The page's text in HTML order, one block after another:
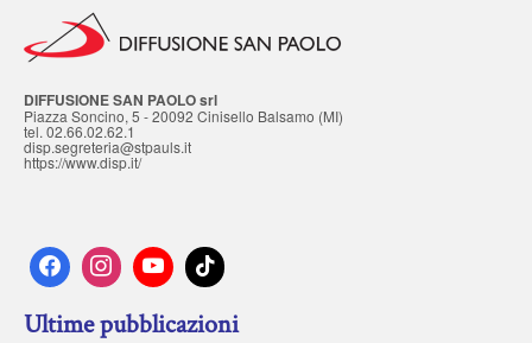
DIFFUSIONE SAN PAOLO srl
Piazza Soncino, 5 - 20092 Cinisello Balsamo (MI)
tel. 02.66.02.62.1
disp.segreteria@stpauls.it
https://www.disp.it/
Ultime pubblicazioni